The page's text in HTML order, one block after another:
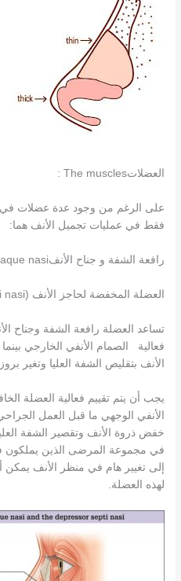
العضلاتThe muscles :
على الرغم من وجود عدة عضلات في
فقط في عمليات تجميل الأنف هما:
رافعة الشفة و جناح الأنفlevator labii) alaque nasi )
العضلة المخفضة لحاجز الأنف (depressor septi nasi)
تساعد العضلة رافعة الشفة وجناح
فعالية الصمام الأنفي الخارجي
الأنف بتقليص الشفة العليا وتغير
يجب أن يتم تقييم فعالية العضلة
الأنفي الوجهي ما قبل العمل
خفض ذروة الأنف وتقصير الشفة
في مجموعة المرضى الذين يملكون
إلى تغيير هام في منظر الأنف يمكن
لهذه العضلة.